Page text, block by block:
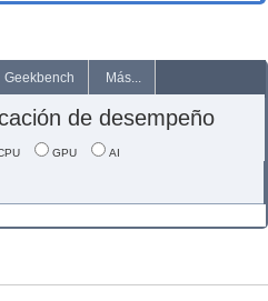
Geekbench Más...
de desempeño
GPU AI